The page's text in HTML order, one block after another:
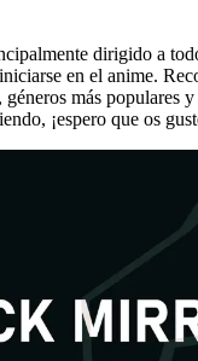
dirigido a
en el anime.
géneros más populares
¡espero que os